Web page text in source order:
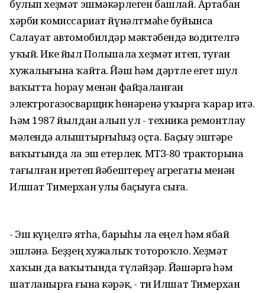
булып хеҙмәт эшмәкәрлеген башлай. Артабан
хәрби комиссариат йүнәлтмәһе буйынса
Салауат автомобилдәр мәктәбендә водителгә
уҡый. Ике йыл Польшала хеҙмәт итеп, туған
хужалығына ҡайта. Йәш һәм дәртле егет шул
ваҡытта һорау менән файҙаланған
электрогазосварщик һөнәренә уҡырға ҡарар итә.
Һәм 1987 йылдан алып ул - техника ремонтлау
мәлендә алыштырғыһыҙ оҫта. Баҫыу эштәре
ваҡытында ла эш етерлек. МТЗ-80 тракторына
тағылған иретеп йәбештереү агрегаты менән
Илшат Тимерхан улы баҫыуға сыға.
- Эш күңелгә ятһа, барыһы ла еңел һәм ябай
эшләнә. Беҙҙең хужалыҡ тотороҡло. Хеҙмәт
хаҡын да ваҡытында түләйҙәр. Йәшәргә һәм
шатланырға ғына кәрәк, - ти Илшат Тимерхан